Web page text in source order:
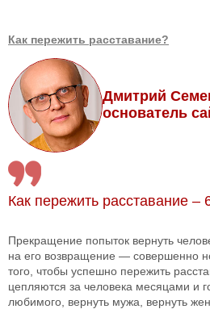
Как пережить расставание?
Дмитрий
основатель
Как пережить расставание –
Прекращение попыток вернуть
на его возвращение — совершенно
того, чтобы успешно пережить
цепляются за человека месяцами и
любимого, вернуть мужа, вернуть